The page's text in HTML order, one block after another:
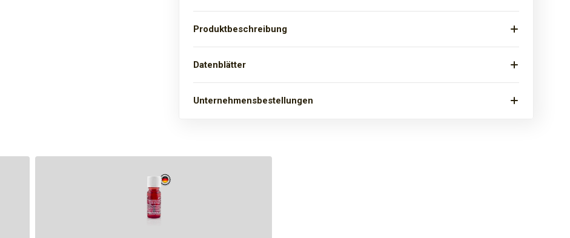
Produktbeschreibung
Datenblätter
Unternehmensbestellungen